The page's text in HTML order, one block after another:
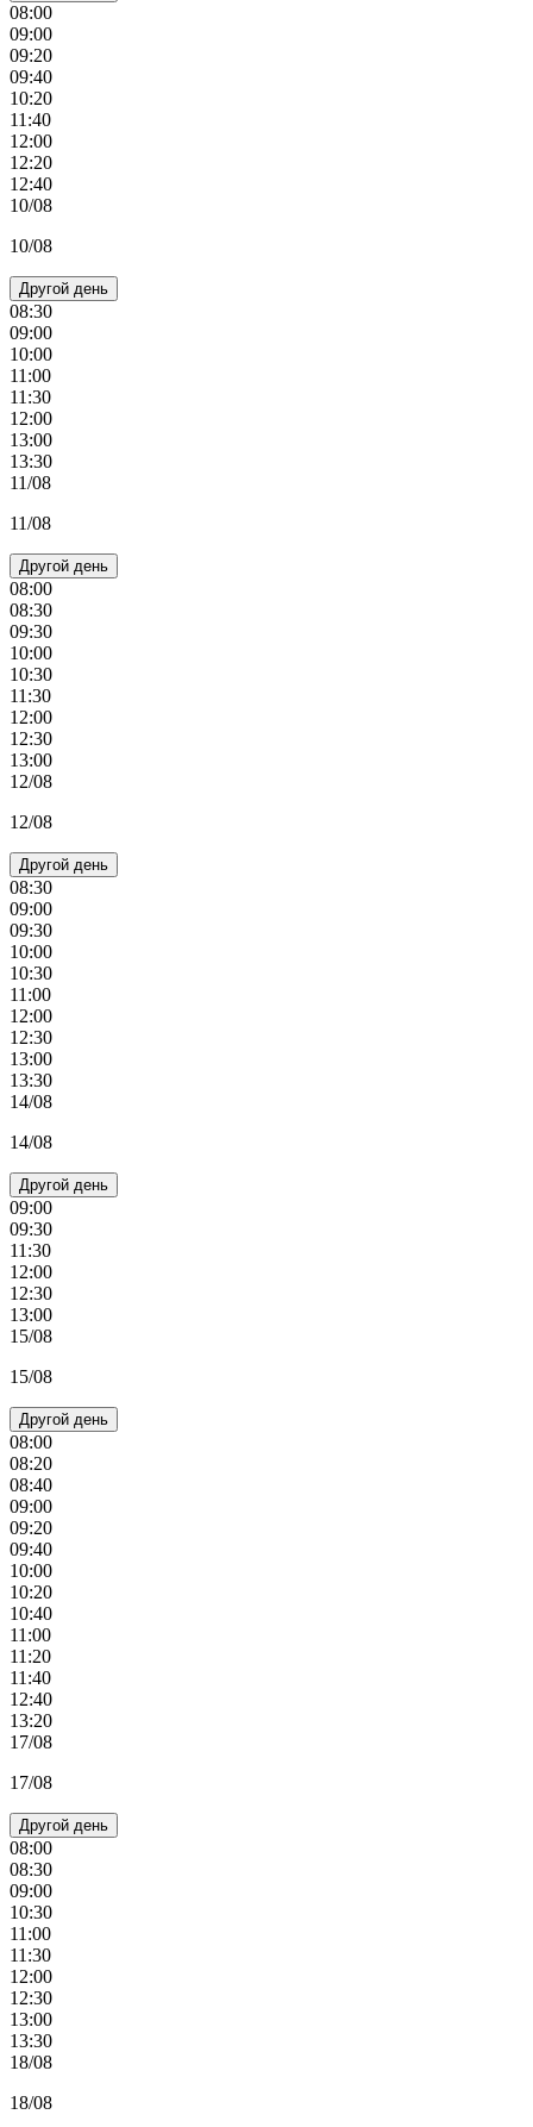
08:00
09:00
09:20
09:40
10:20
11:40
12:00
12:20
12:40
10/08
10/08
Другой день
08:30
09:00
10:00
11:00
11:30
12:00
13:00
13:30
11/08
11/08
Другой день
08:00
08:30
09:30
10:00
10:30
11:30
12:00
12:30
13:00
12/08
12/08
Другой день
08:30
09:00
09:30
10:00
10:30
11:00
12:00
12:30
13:00
13:30
14/08
14/08
Другой день
09:00
09:30
11:30
12:00
12:30
13:00
15/08
15/08
Другой день
08:00
08:20
08:40
09:00
09:20
09:40
10:00
10:20
10:40
11:00
11:20
11:40
12:40
13:20
17/08
17/08
Другой день
08:00
08:30
09:00
10:30
11:00
11:30
12:00
12:30
13:00
13:30
18/08
18/08